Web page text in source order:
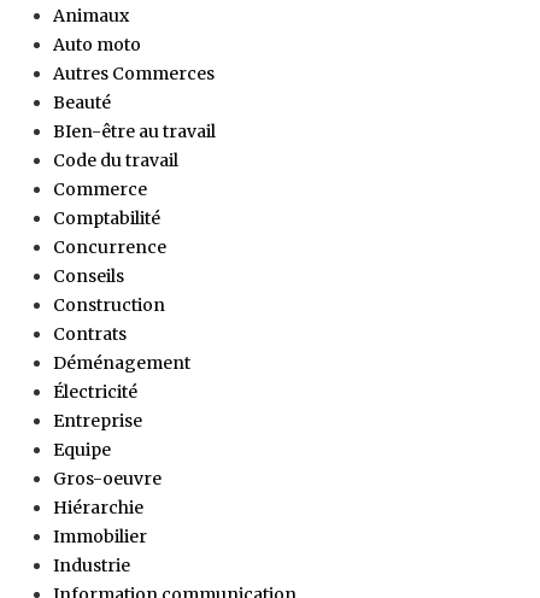
Animaux
Auto moto
Autres Commerces
Beauté
BIen-être au travail
Code du travail
Commerce
Comptabilité
Concurrence
Conseils
Construction
Contrats
Déménagement
Électricité
Entreprise
Equipe
Gros-oeuvre
Hiérarchie
Immobilier
Industrie